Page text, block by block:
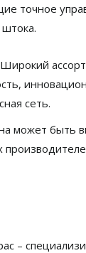
точное
Широкий
сеть.
может быть
–